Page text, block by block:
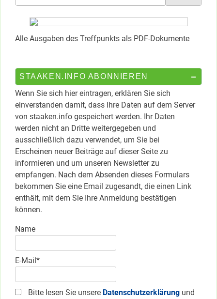
nach:
Alle Ausgaben des Treffpunkts als PDF-Dokumente
STAAKEN.INFO ABONNIEREN
Wenn Sie sich hier eintragen, erklären Sie sich
einverstanden damit, dass Ihre Daten auf dem Server
von staaken.info gespeichert werden. Ihr Daten
werden nicht an Dritte weitergegeben und
ausschließlich dazu verwendet, um Sie bei
Erscheinen neuer Beiträge auf dieser Seite zu
informieren und um unseren Newsletter zu
empfangen. Nach dem Absenden dieses Formulars
bekommen Sie eine Email zugesandt, die einen Link
enthält, mit dem Sie Ihre Anmeldung bestätigen
können.
Name
E-Mail*
Bitte lesen Sie unsere Datenschutzerklärung und